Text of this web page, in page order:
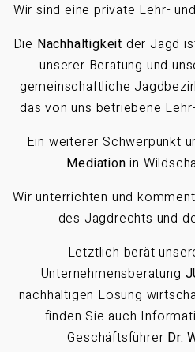
Wir sind eine private Lehr-
Die Nachhaltigkeit der Jagd
unserer Beratung und
gemeinschaftliche
das von uns betriebene
Ein weiterer Schwerpunkt
Mediation in
Wir unterrichten und
des Jagdrechts und
Letztlich berät
Unternehmensberatung
nachhaltigen Lösung
finden Sie auch
Geschäftsführer Dr.